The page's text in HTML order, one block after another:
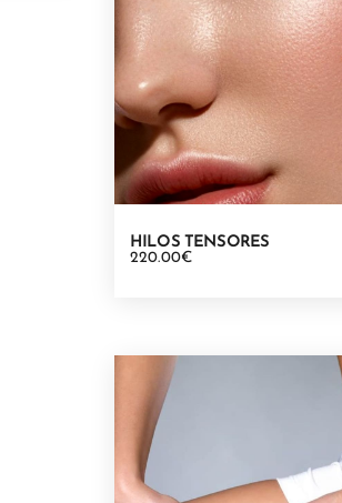
HILOS TENSORES
220.00€